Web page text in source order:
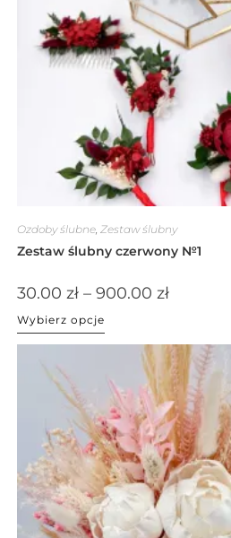
Ozdoby ślubne, Zestaw ślubny
Zestaw ślubny czerwony №1
30.00 zł – 900.00 zł
Wybierz opcje